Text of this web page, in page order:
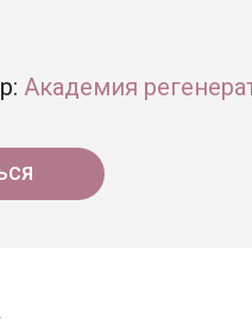
Академия